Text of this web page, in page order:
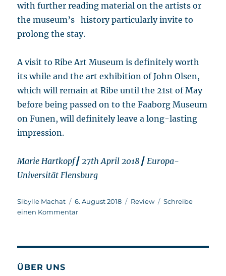
with further reading material on the artists or
the museum’s history particularly invite to
prolong the stay.
A visit to Ribe Art Museum is definitely worth
its while and the art exhibition of John Olsen,
which will remain at Ribe until the 21st of May
before being passed on to the Faaborg Museum
on Funen, will definitely leave a long-lasting
impression.
Marie Hartkopf┃ 27th April 2018┃ Europa-
Universität Flensburg
Autor
Sibylle Machat
Veröffentlicht
am
6. August 2018 Kategorien
Review
Schreibe
einen Kommentarzu
ÜBER UNS